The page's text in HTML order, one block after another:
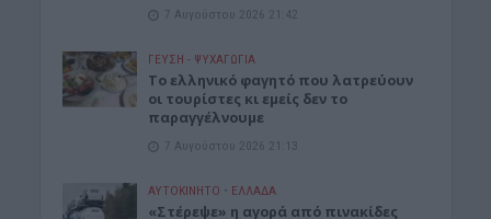
7 Αυγούστου 2026 21:42
ΓΕΎΣΗ - ΨΥΧΑΓΩΓΊΑ
Το ελληνικό φαγητό που λατρεύουν
οι τουρίστες κι εμείς δεν το
παραγγέλνουμε
7 Αυγούστου 2026 21:13
ΑΥΤΟΚΙΝΗΤΟ • ΕΛΛΑΔΑ
«Στέρεψε» η αγορά από πινακίδες